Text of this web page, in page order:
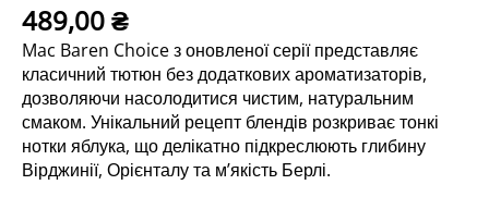
489,00₴
Mac Baren Choice з оновленої серії представляє
класичний тютюн без додаткових ароматизаторів,
дозволяючи насолодитися чистим, натуральним
смаком. Унікальний рецепт блендів розкриває тонкі
нотки яблука, що делікатно підкреслюють глибину
Вірджинії, Орієнталу та м’якість Берлі.